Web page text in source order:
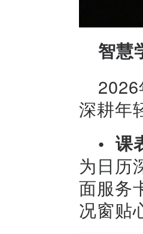
智慧
深耕年
• 课
为日历
面服务
况窗贴